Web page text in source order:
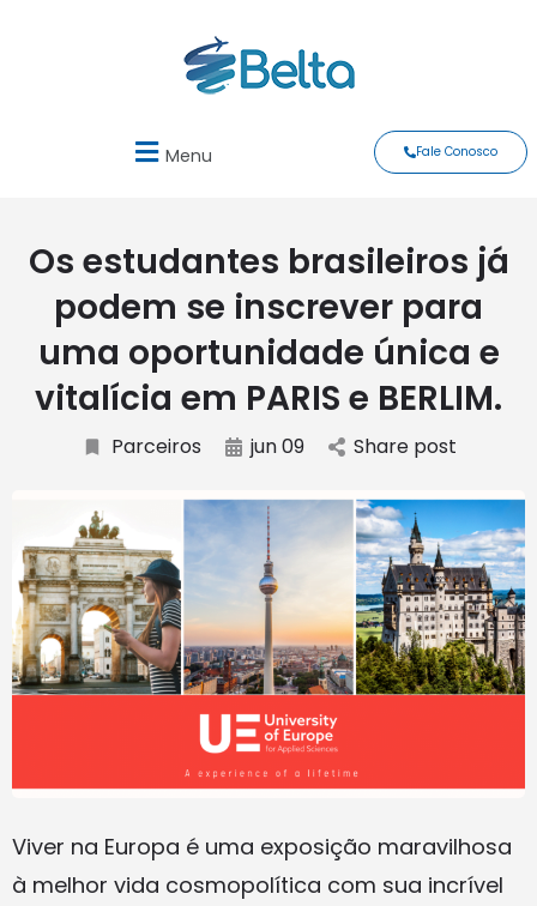
Menu Fale Conosco
Os estudantes brasileiros já
podem se inscrever para
uma oportunidade única e
vitalícia em PARIS e BERLIM.
Parceiros jun 09 Share post
Viver na Europa é uma exposição maravilhosa
à melhor vida cosmopolítica com sua incrível